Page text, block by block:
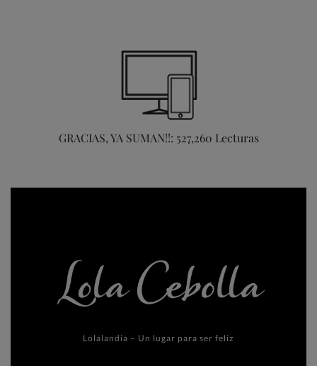
GRACIAS, YA SUMAN!!: 527,260 Lecturas
Lolalandia – Un lugar para ser feliz